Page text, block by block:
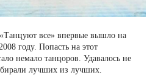
все» впервые вышло на
году. Попасть на этот
немало танцоров. Удавалось не
лучших из лучших.